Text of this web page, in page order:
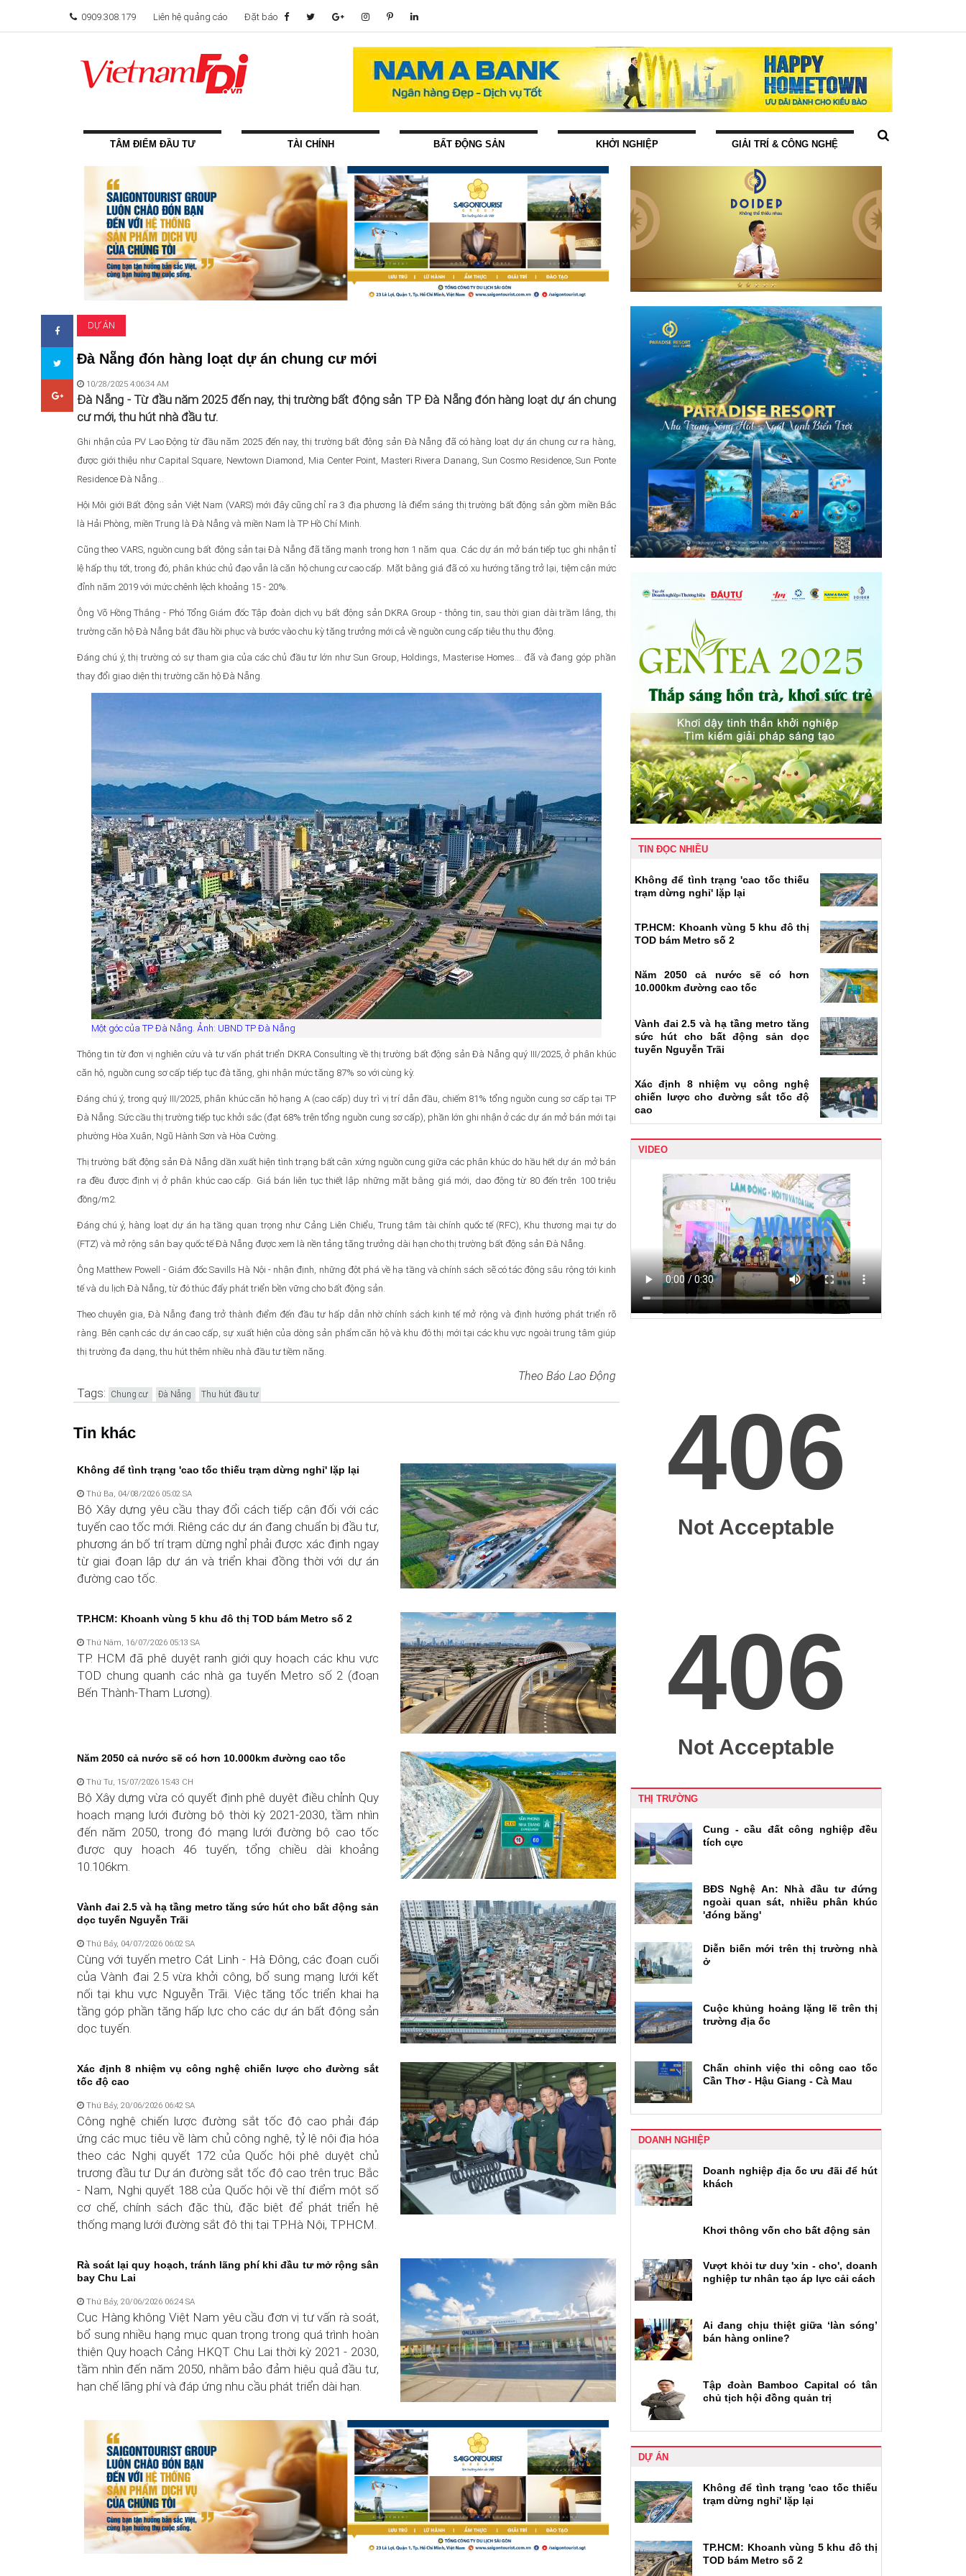
0909.308.179 Liên hệ quảng cáo Đặt báo
TÂM ĐIỂM ĐẦU TƯ TÀI CHÍNH BẤT ĐỘNG SẢN KHỞI NGHIỆP GIẢI TRÍ & CÔNG NGHỆ
DỰ ÁN
Đà Nẵng đón hàng loạt dự án chung cư mới
10/28/2025 4:06:34 AM
Đà Nẵng - Từ đầu năm 2025 đến nay, thị trường bất động sản TP Đà Nẵng đón hàng loạt dự án chung
cư mới, thu hút nhà đầu tư.
Ghi nhận của PV Lao Động từ đầu năm 2025 đến nay, thị trường bất động sản Đà Nẵng đã có hàng loạt dự án chung cư ra hàng,
được giới thiệu như Capital Square, Newtown Diamond, Mia Center Point, Masteri Rivera Danang, Sun Cosmo Residence, Sun Ponte
Residence Đà Nẵng..
Hội Môi giới Bất động sản Việt Nam (VARS) mới đây cũng chỉ ra 3 địa phương là điểm sáng thị trường bất động sản gồm miền Bắc
là Hải Phòng, miền Trung là Đà Nẵng và miền Nam là TP Hồ Chí Minh.
Cũng theo VARS, nguồn cung bất động sản tại Đà Nẵng đã tăng mạnh trong hơn 1 năm qua. Các dự án mở bán tiếp tục ghi nhận tỉ
lệ hấp thụ tốt, trong đó, phân khúc chủ đạo vẫn là căn hộ chung cư cao cấp. Mặt bằng giá đã có xu hướng tăng trở lại, tiệm cận mức
đỉnh năm 2019 với mức chênh lệch khoảng 15 - 20%.
Ông Võ Hồng Thắng - Phó Tổng Giám đốc Tập đoàn dịch vụ bất động sản DKRA Group - thông tin, sau thời gian dài trầm lắng, thị
trường căn hộ Đà Nẵng bắt đầu hồi phục và bước vào chu kỳ tăng trưởng mới cả về nguồn cung cấp tiêu thụ thụ động.
Đáng chú ý, thị trường có sự tham gia của các chủ đầu tư lớn như Sun Group, Holdings, Masterise Homes… đã và đang góp phần
thay đổi giao diện thị trường căn hộ Đà Nẵng.
Một góc của TP Đà Nẵng. Ảnh: UBND TP Đà Nẵng
Thông tin từ đơn vị nghiên cứu và tư vấn phát triển DKRA Consulting về thị trường bất động sản Đà Nẵng quý III/2025, ở phân khúc
căn hộ, nguồn cung sơ cấp tiếp tục đà tăng, ghi nhận mức tăng 87% so với cùng kỳ.
Đáng chú ý, trong quý III/2025, phân khúc căn hộ hạng A (cao cấp) duy trì vị trí dẫn đầu, chiếm 81% tổng nguồn cung sơ cấp tại TP
Đà Nẵng. Sức cầu thị trường tiếp tục khởi sắc (đạt 68% trên tổng nguồn cung sơ cấp), phần lớn ghi nhận ở các dự án mở bán mới tại
phường Hòa Xuân, Ngũ Hành Sơn và Hòa Cường.
Thị trường bất động sản Đà Nẵng dần xuất hiện tình trạng bất cân xứng nguồn cung giữa các phân khúc do hầu hết dự án mở bán
ra đều được định vị ở phân khúc cao cấp. Giá bán liên tục thiết lập những mặt bằng giá mới, dao động từ 80 đến trên 100 triệu
đồng/m2.
Đáng chú ý, hàng loạt dự án hạ tầng quan trọng như Cảng Liên Chiểu, Trung tâm tài chính quốc tế (RFC), Khu thương mại tự do
(FTZ) và mở rộng sân bay quốc tế Đà Nẵng được xem là nền tảng tăng trưởng dài hạn cho thị trường bất động sản Đà Nẵng.
Ông Matthew Powell - Giám đốc Savills Hà Nội - nhận định, những đột phá về hạ tầng và chính sách sẽ có tác động sâu rộng tới kinh
tế và du lịch Đà Nẵng, từ đó thúc đẩy phát triển bền vững cho bất động sản.
Theo chuyên gia, Đà Nẵng đang trở thành điểm đến đầu tư hấp dẫn nhờ chính sách kinh tế mở rộng và định hướng phát triển rõ
ràng. Bên cạnh các dự án cao cấp, sự xuất hiện của dòng sản phẩm căn hộ và khu đô thị mới tại các khu vực ngoài trung tâm giúp
thị trường đa dạng, thu hút thêm nhiều nhà đầu tư tiềm năng.
Theo Báo Lao Động
Tags: Chung cư Đà Nẵng Thu hút đầu tư
Tin khác
Không để tình trạng 'cao tốc thiếu trạm dừng nghỉ' lặp lại
Thứ Ba, 04/08/2026 05:02 SA
Bộ Xây dựng yêu cầu thay đổi cách tiếp cận đối với các
tuyến cao tốc mới. Riêng các dự án đang chuẩn bị đầu tư,
phương án bố trí trạm dừng nghỉ phải được xác định ngay
từ giai đoạn lập dự án và triển khai đồng thời với dự án
đường cao tốc.
TP.HCM: Khoanh vùng 5 khu đô thị TOD bám Metro số 2
Thứ Năm, 16/07/2026 05:13 SA
TP. HCM đã phê duyệt ranh giới quy hoạch các khu vực
TOD chung quanh các nhà ga tuyến Metro số 2 (đoạn
Bến Thành-Tham Lương).
Năm 2050 cả nước sẽ có hơn 10.000km đường cao tốc
Thứ Tư, 15/07/2026 15:43 CH
Bộ Xây dựng vừa có quyết định phê duyệt điều chỉnh Quy
hoạch mạng lưới đường bộ thời kỳ 2021-2030, tầm nhìn
đến năm 2050, trong đó mạng lưới đường bộ cao tốc
được quy hoạch 46 tuyến, tổng chiều dài khoảng
10.106km.
Vành đai 2.5 và hạ tầng metro tăng sức hút cho bất động sản
dọc tuyến Nguyễn Trãi
Thứ Bảy, 04/07/2026 06:02 SA
Cùng với tuyến metro Cát Linh - Hà Đông, các đoạn cuối
của Vành đai 2.5 vừa khởi công, bổ sung mạng lưới kết
nối tại khu vực Nguyễn Trãi. Việc tăng tốc triển khai hạ
tầng góp phần tăng hấp lực cho các dự án bất động sản
dọc tuyến.
Xác định 8 nhiệm vụ công nghệ chiến lược cho đường sắt
tốc độ cao
Thứ Bảy, 20/06/2026 06:42 SA
Công nghệ chiến lược đường sắt tốc độ cao phải đáp
ứng các mục tiêu về làm chủ công nghệ, tỷ lệ nội địa hóa
theo các Nghị quyết 172 của Quốc hội phê duyệt chủ
trương đầu tư Dự án đường sắt tốc độ cao trên trục Bắc
- Nam, Nghị quyết 188 của Quốc hội về thí điểm một số
cơ chế, chính sách đặc thù, đặc biệt để phát triển hệ
thống mạng lưới đường sắt đô thị tại TP.Hà Nội, TPHCM.
Rà soát lại quy hoạch, tránh lãng phí khi đầu tư mở rộng sân
bay Chu Lai
Thứ Bảy, 20/06/2026 06:24 SA
Cục Hàng không Việt Nam yêu cầu đơn vị tư vấn rà soát,
bổ sung nhiều hạng mục quan trọng trong quá trình hoàn
thiện Quy hoạch Cảng HKQT Chu Lai thời kỳ 2021 - 2030,
tầm nhìn đến năm 2050, nhằm bảo đảm hiệu quả đầu tư,
hạn chế lãng phí và đáp ứng nhu cầu phát triển dài hạn.
TIN ĐỌC NHIỀU
Không để tình trạng 'cao tốc thiếu
trạm dừng nghỉ' lặp lại
TP.HCM: Khoanh vùng 5 khu đô thị
TOD bám Metro số 2
Năm 2050 cả nước sẽ có hơn
10.000km đường cao tốc
Vành đai 2.5 và hạ tầng metro tăng
sức hút cho bất động sản dọc
tuyến Nguyễn Trãi
Xác định 8 nhiệm vụ công nghệ
chiến lược cho đường sắt tốc độ
cao
VIDEO
THỊ TRƯỜNG
Cung - cầu đất công nghiệp đều
tích cực
BĐS Nghệ An: Nhà đầu tư đứng
ngoài quan sát, nhiều phân khúc
'đóng băng'
Diễn biến mới trên thị trường nhà
ở
Cuộc khủng hoảng lặng lẽ trên thị
trường địa ốc
Chấn chỉnh việc thi công cao tốc
Cần Thơ - Hậu Giang - Cà Mau
DOANH NGHIỆP
Doanh nghiệp địa ốc ưu đãi để hút
khách
Khơi thông vốn cho bất động sản
Vượt khỏi tư duy 'xin - cho', doanh
nghiệp tư nhân tạo áp lực cải cách
Ai đang chịu thiệt giữa ‘làn sóng’
bán hàng online?
Tập đoàn Bamboo Capital có tân
chủ tịch hội đồng quản trị
DỰ ÁN
Không để tình trạng 'cao tốc thiếu
trạm dừng nghỉ' lặp lại
TP.HCM: Khoanh vùng 5 khu đô thị
TOD bám Metro số 2